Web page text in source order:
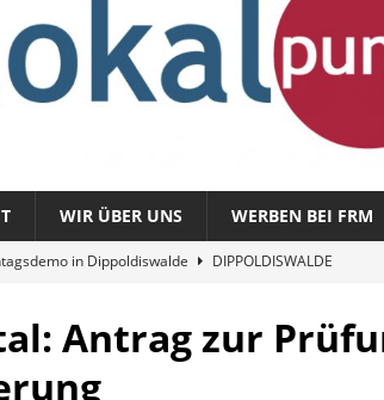
WIR ÜBER UNS WERBEN BEI FRM
in Dippoldiswalde
DIPPOLDISWALDE
1325 – vom 27. Juli 2026
REGIONALMAGAZIN
zu „Fit im Park“
Antrag zur